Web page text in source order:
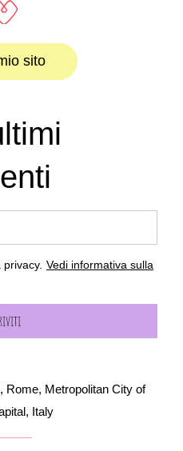
sito
Vedi informativa sulla
Rome, Metropolitan City of
Italy